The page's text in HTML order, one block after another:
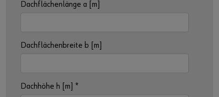
Dachflächenlänge a [m]
Dachflächenbreite b [m]
Dachhöhe h [m] *